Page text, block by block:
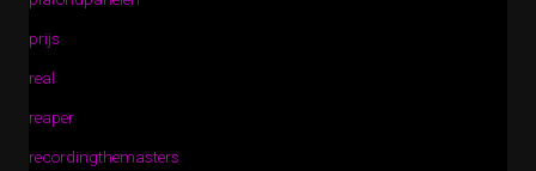
prijs
real
reaper
recordingthemasters